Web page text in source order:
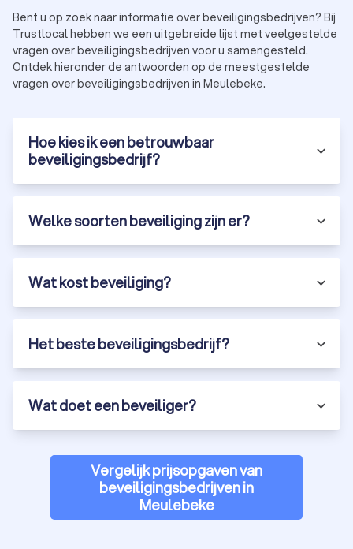
Bent u op zoek naar informatie over beveiligingsbedrijven? Bij
Trustlocal hebben we een uitgebreide lijst met veelgestelde
vragen over beveiligingsbedrijven voor u samengesteld.
Ontdek hieronder de antwoorden op de meestgestelde
vragen over beveiligingsbedrijven in Meulebeke.
Hoe kies ik een betrouwbaar
beveiligingsbedrijf?
Welke soorten beveiliging zijn er?
Wat kost beveiliging?
Het beste beveiligingsbedrijf?
Wat doet een beveiliger?
Vergelijk prijsopgaven van
beveiligingsbedrijven in
Meulebeke